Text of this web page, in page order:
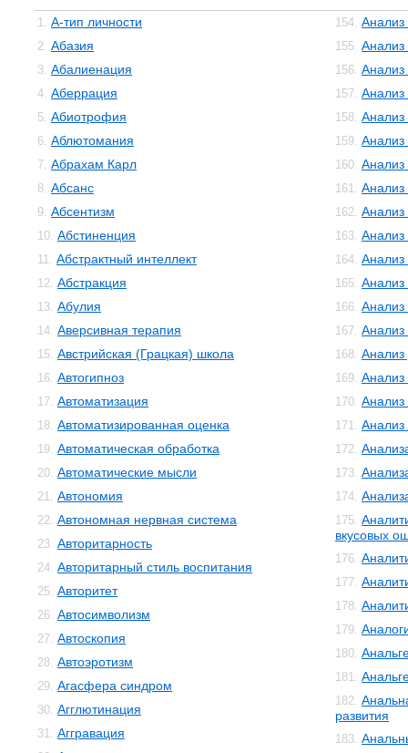
1. А-тип личности
2. Абазия
3. Абалиенация
4. Аберрация
5. Абиотрофия
6. Аблютомания
7. Абрахам Карл
8. Абсанс
9. Абсентизм
10. Абстиненция
11. Абстрактный интеллект
12. Абстракция
13. Абулия
14. Аверсивная терапия
15. Австрийская (Грацкая) школа
16. Автогипноз
17. Автоматизация
18. Автоматизированная оценка
19. Автоматическая обработка
20. Автоматические мысли
21. Автономия
22. Автономная нервная система
23. Авторитарность
24. Авторитарный стиль воспитания
25. Авторитет
26. Автосимволизм
27. Автоскопия
28. Автоэротизм
29. Агасфера синдром
30. Агглютинация
31. Аггравация
154. Анализ
155. Анализ
156. Анализ
157. Анализ
158. Анализ
159. Анализ
160. Анализ
161.
162. Анализ
163. Анализ
164.
165. Анализ
166.
167. Анализ
168. Анализ
169.
170. Анализ
171. Анализ
172.
173.
174.
175.
вкусовых
176.
177.
178.
179.
180.
181.
182.
развития
183.